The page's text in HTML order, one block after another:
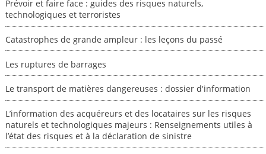
Prévoir et faire face : guides des risques naturels,
technologiques et terroristes
Catastrophes de grande ampleur : les leçons du passé
Les ruptures de barrages
Le transport de matières dangereuses : dossier d'information
L’information des acquéreurs et des locataires sur les risques
naturels et technologiques majeurs : Renseignements utiles à
l’état des risques et à la déclaration de sinistre